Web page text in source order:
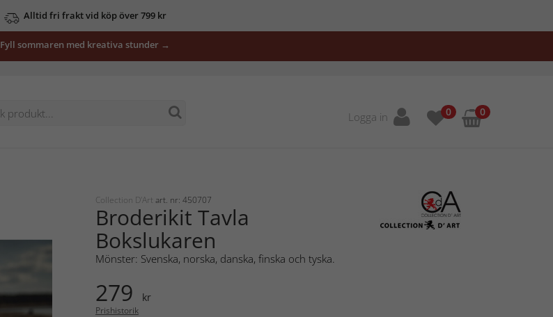
Alltid fri frakt vid köp över 799 kr
Fyll sommaren med kreativa stunder →
Logga in 0 0
Collection D'Art art. nr: 450707
Broderikit Tavla
Bokslukaren
Mönster: Svenska, norska, danska, finska och tyska.
279 kr
Prishistorik